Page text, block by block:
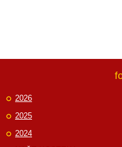
2026
2025
2024